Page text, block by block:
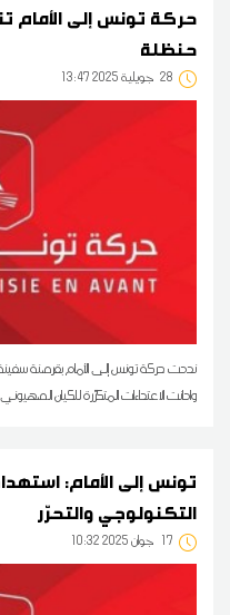
حركة تونس إلى الأمام
حنظلة
28 13:47 2025 جويلية
نددت حركة تونس إلى الأمام بقرصنة
وادانت الاعتداءات المتكرّرة للكيان
تونس إلى الأمام:
التكنولوجي والتحرّر
17 10:32 2025 جوان